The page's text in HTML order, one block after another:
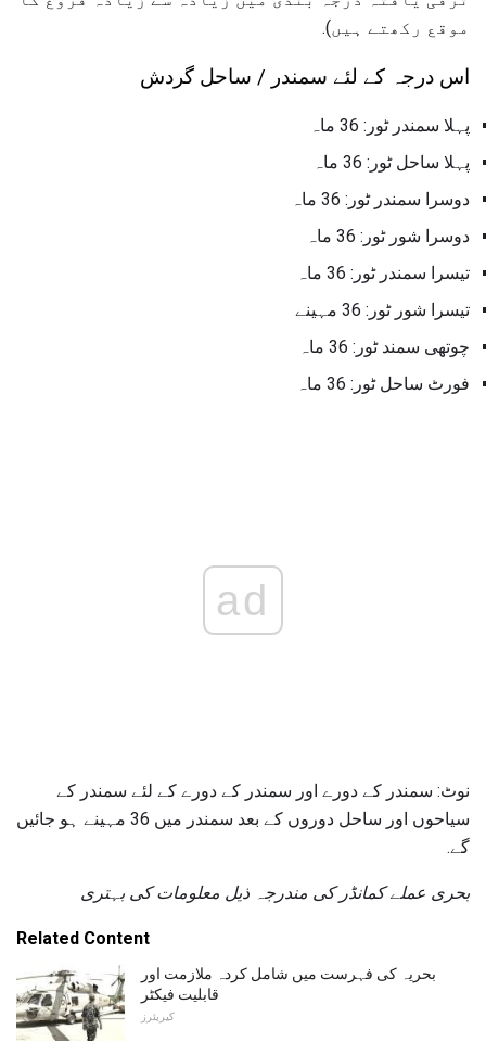
موقع رکھتے ہیں).
اس درجہ کے لئے سمندر / ساحل گردش
پہلا سمندر ٹور: 36 ماہ
پہلا ساحل ٹور: 36 ماہ
دوسرا سمندر ٹور: 36 ماہ
دوسرا شور ٹور: 36 ماہ
تیسرا سمندر ٹور: 36 ماہ
تیسرا شور ٹور: 36 مہینے
چوتھی سمند ٹور: 36 ماہ
فورٹ ساحل ٹور: 36 ماہ
ad
نوٹ: سمندر کے دورے اور سمندر کے دورے کے لئے سمندر کے
سیاحوں اور ساحل دوروں کے بعد سمندر میں 36 مہینے ہو جائیں
گے.
بحری عملے کمانڈر کی مندرجہ ذیل معلومات کی بہتری
Related Content
بحریہ کی فہرست میں شامل کردہ ملازمت اور
قابلیت فیکٹر
کیریئرز